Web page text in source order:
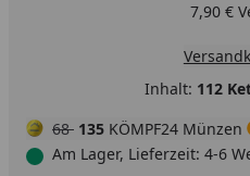
7,90 €
Inhalt: 112
68 135 KÖMPF24 Münzen
Am Lager, Lieferzeit: 4-6